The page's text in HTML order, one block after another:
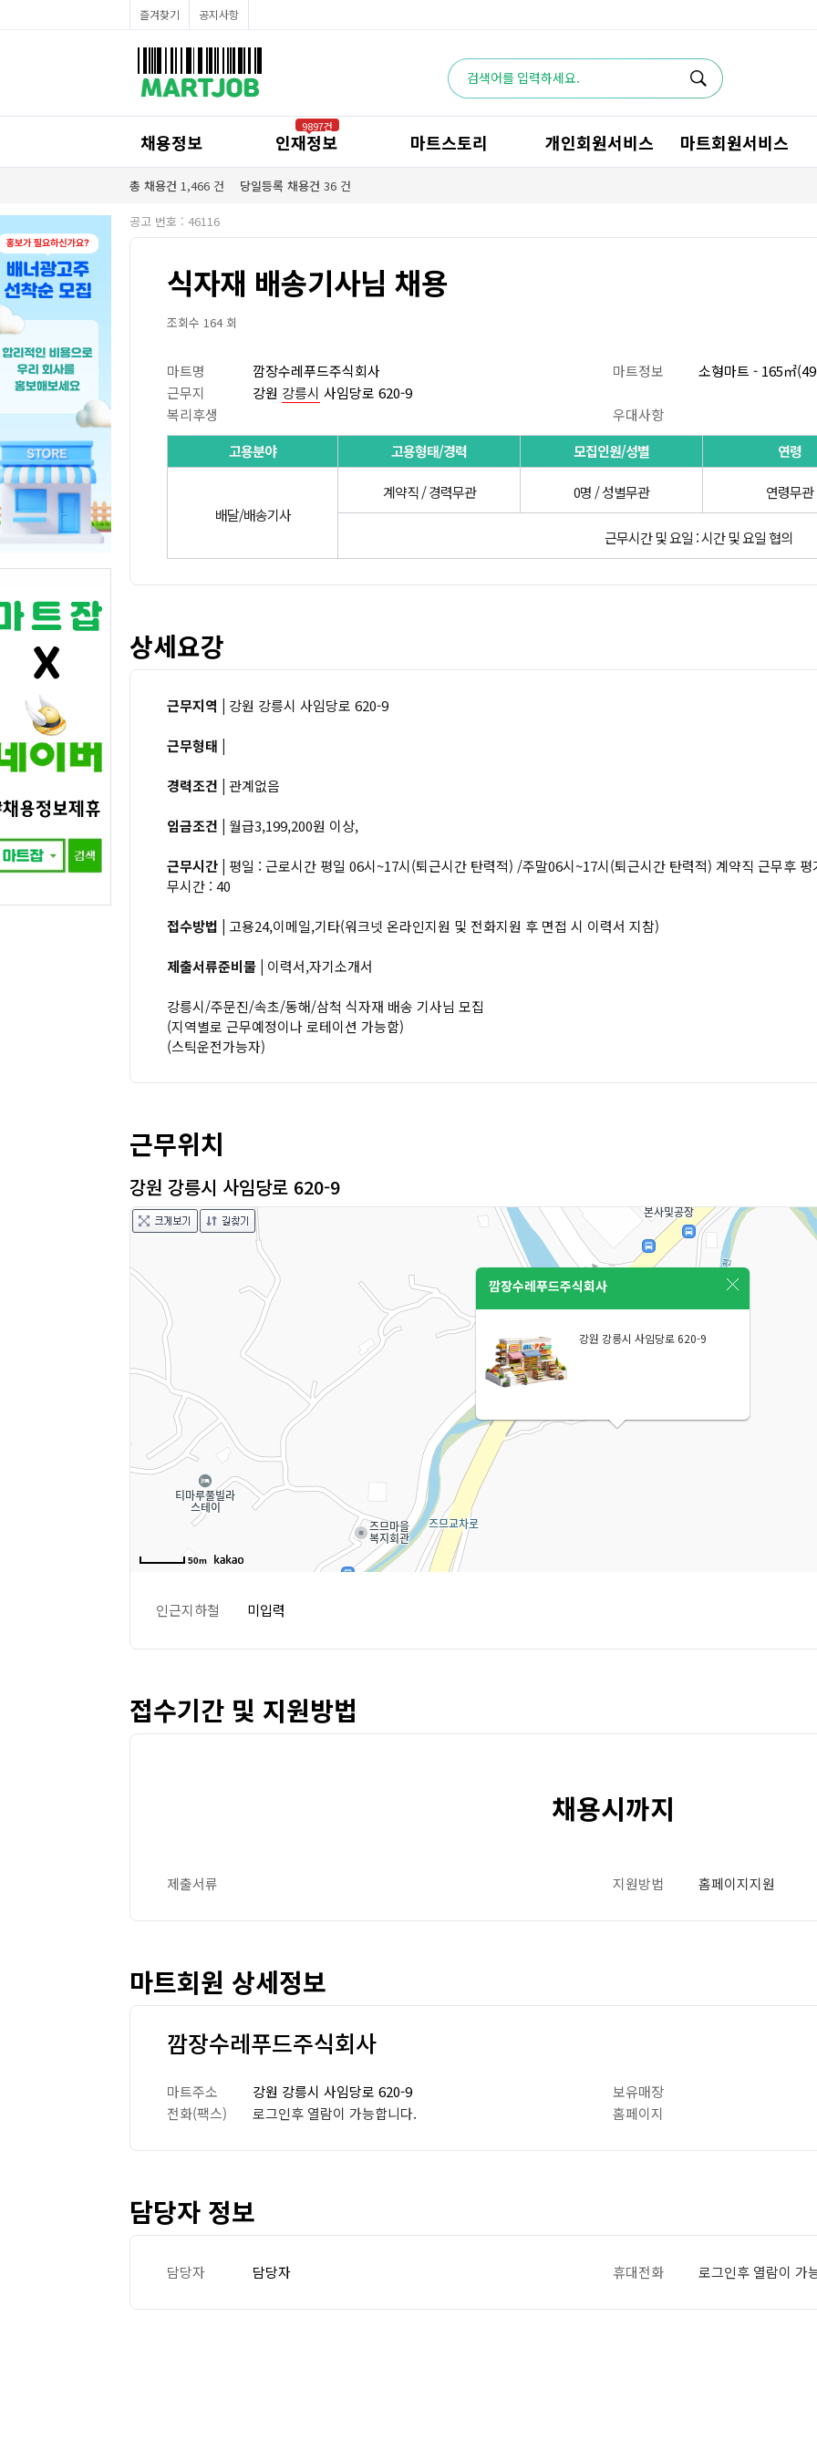
공산직원채용정보
농산/야채청과직원채용정보
수산직원채용정보
즐겨찾기 공지사항
채용정보 인재정보
9897건
마트스토리 개인회원서비스 마트회원서비스
총 채용건 1,466 건 당일등록 채용건 36 건
공고 번호 : 46116
식자재 배송기사님 채용
조회수 164 회
마트명 깜장수레푸드주식회사 마트정보
소형마트 - 165㎡
근무지
강원 강릉시 사임당로 620-9
복리후생
우대사항
고용분야
고용형태/경력 모집인원/성별 연령
배달/배송기사
계약직 / 경력무관 0명 / 성별무관 연령무관
근무시간 및 요일 : 시간 및 요일 협의
상세요강
근무지역 | 강원 강릉시 사임당로 620-9
근무형태 |
경력조건 | 관계없음
임금조건 | 월급3,199,200원 이상,
근무시간 | 평일 : 근로시간 평일 06시~17시(퇴근시간 탄력적) /주말06시~17시(퇴근시간 탄력적) 계약직 근무후
무시간 : 40
접수방법 | 고용24,이메일,기타(워크넷 온라인지원 및 전화지원 후 면접 시 이력서 지참)
제출서류준비물 | 이력서,자기소개서
강릉시/주문진/속초/동해/삼척 식자재 배송 기사님 모집
(지역별로 근무예정이나 로테이션 가능함)
(스틱운전가능자)
근무위치
강원 강릉시 사임당로 620-9
깜장수레푸드주식회사
강원 강릉시 사임당로 620-9
50m
인근지하철 미입력
접수기간 및 지원방법
채용시까지
제출서류 지원방법 홈페이지지원
마트회원 상세정보
깜장수레푸드주식회사
마트주소 강원 강릉시 사임당로 620-9
보유매장
전화(팩스)
로그인후 열람이 가능합니다. 홈페이지
담당자 정보
담당자 담당자 휴대전화 로그인후 열람이 가